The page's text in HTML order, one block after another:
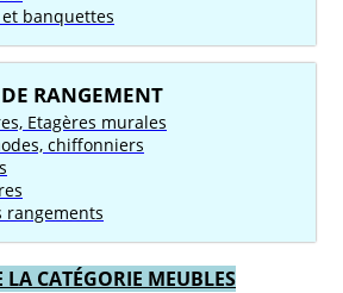
et banquettes
RANGEMENT
Etagères murales
chiffonniers
rangements
LA CATÉGORIE MEUBLES